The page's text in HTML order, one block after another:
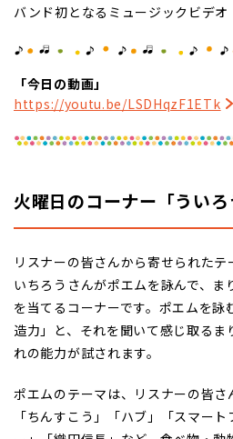
バンド初となるミュージックビデオ
「今日の動画」
https://youtu.be/LSDHqzF1ETk
火曜日のコーナー「ういろ
リスナーの皆さんから寄せられた
いちろうさんがポエムを詠んで、ま
を当てるコーナーです。ポエムを詠
造力」と、それを聞いて感じ取る
れの能力が試されます。
ポエムのテーマは、リスナーの皆さ
「ちんすこう」「ハブ」「スマー